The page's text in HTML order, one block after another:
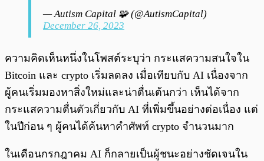
— Autism Capital 🧩 (@AutismCapital)
December 26, 2023
ความคิดเห็นหนึ่งในโพสต์ระบุว่า กระแสความสนใจใน
Bitcoin และ crypto เริ่มลดลง เมื่อเทียบกับ AI เนื่องจาก
ผู้คนเริ่มมองหาสิ่งใหม่และน่าตื่นเต้นกว่า เห็นได้จาก
กระแสความตื่นตัวเกี่ยวกับ AI ที่เพิ่มขึ้นอย่างต่อเนื่อง แต่
ในปีก่อน ๆ ผู้คนได้ค้นหาคำศัพท์ crypto จำนวนมาก
ในเดือนกรกฎาคม AI ก็กลายเป็นผู้ชนะอย่างชัดเจนใน